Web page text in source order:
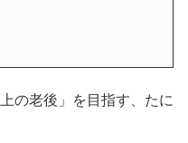
の老後」を目指す、たに